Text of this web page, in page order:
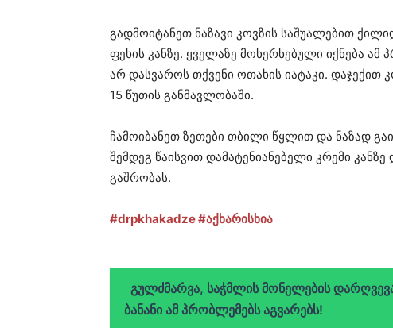
გადმოიტანეთ ნაზავი კოვზის საშუალებით
ფეხის კანზე. ყველაზე მოხერხებული იქნება ამ
არ დასვაროს თქვენი ოთახის იატაკი.
15 წუთის განმავლობაში.
ჩამოიბანეთ ზეთები თბილი წყლით და ნაზად
შემდეგ წაისვით დამატენიანებელი კრემი
გაშრობას.
#drpkhakadze#აქხარისხია
გულძმარვა, საჭმლის მონელების
ბანანი ამ პრობლემებს აგვარებს!